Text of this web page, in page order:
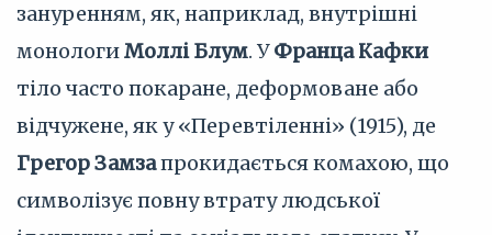
зануренням, як, наприклад, внутрішні
монологиМоллі Блум. УФранца Кафки
тіло часто покаране, деформоване або
відчужене, як у «Перевтіленні» (1915), де
Грегор Замзапрокидається комахою, що
символізує повну втрату людської